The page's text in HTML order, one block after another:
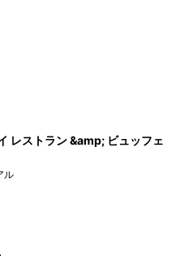
レストラン &amp; ビュッフェ
ル